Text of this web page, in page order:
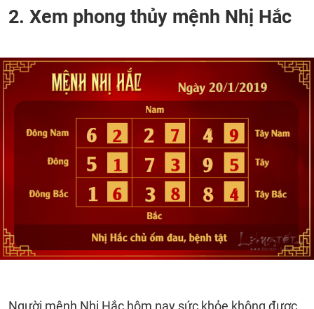
2. Xem phong thủy mệnh Nhị Hắc
Người mệnh Nhị Hắc hôm nay sức khỏe không được